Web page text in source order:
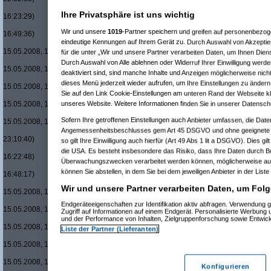
16:23:29)
16:49:36)
Re(18): Men in Black
15.05.2008, 17:37:54)
Re(19): Men in Black
15.05.2008, 17:44:08)
Re(20): Men in
15.05.2008, 17:46:45)
Re(21): Men in
15.05.2008, 17:50:09)
15.05.2008, 18:08:08)
Re(15): Men in Black um £12.33
23:10:40)
Re(16): Men in Black um
16:22:48)
Re(17): Men in Black um
16:48:17)
Re(18): Men in Black
15.05.2008, 17:37:21)
Re(19): Men in Black
15.05.2008, 17:43:00)
Re(20): Men in
15.05.2008, 17:46:13)
15.05.2008, 17:49:46)
Re(22): Men
15.05.2008, 18:07:18)
Ihre Privatsphäre ist uns wichtig
Wir und unsere 1019-Partner speichern und greifen auf
eindeutige Kennungen auf Ihrem Gerät zu. Durch Auswahl von
für die unter „Wir und unsere Partner verarbeiten Daten, um Ihnen
Durch Auswahl von Alle ablehnen oder Widerruf Ihrer Einwilligung
deaktiviert sind, sind manche Inhalte und Anzeigen möglicherweise
dieses Menü jederzeit wieder aufrufen, um Ihre Einstellungen zu
Sie auf den Link Cookie-Einstellungen am unteren Rand der Webseite
unseres Website. Weitere Informationen finden Sie in unserer
Sofern Ihre getroffenen Einstellungen auch Anbieter umfassen, die
Angemessenheitsbeschlusses gem Art 45 DSGVO und ohne
so gilt Ihre Einwilligung auch hierfür (Art 49 Abs 1 lit a DSGVO). Dies
die USA. Es besteht insbesondere das Risiko, dass Ihre Daten durch
Überwachungszwecken verarbeitet werden können, möglicherweise
können Sie abstellen, in dem Sie bei dem jeweiligen Anbieter in der
Wir und unsere Partner verarbeiten Daten, um
Endgeräteeigenschaften zur Identifikation aktiv abfragen. Verwendung
Zugriff auf Informationen auf einem Endgerät. Personalisierte Werbung
und der Performance von Inhalten, Zielgruppenforschung sowie
Liste der Partner (Lieferanten)
Konfigurieren